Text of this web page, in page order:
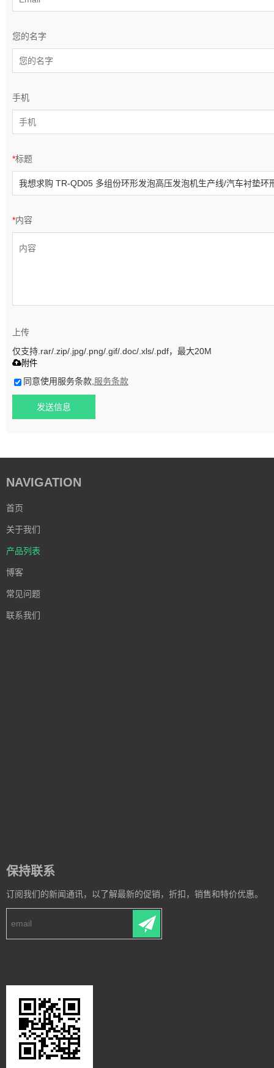
您的名字
手机
*标题
*内容
上传
仅支持.rar/.zip/.jpg/.png/.gif/.doc/.xls/.pdf，最大20M
附件
同意使用服务条款, 服务条款
发送信息
NAVIGATION
首页
关于我们
产品列表
博客
常见问题
联系我们
保持联系
订阅我们的新闻通讯，以了解最新的促销，折扣，销售和特价优惠。